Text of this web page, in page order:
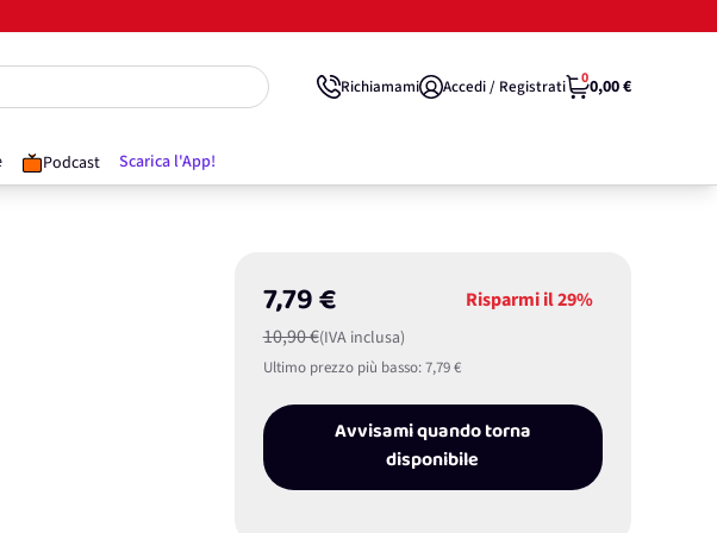
Podcast Scarica l'App!
Richiamami Accedi / Registrati 00,00 €
7,79 €
10,90 €(IVA inclusa)
Risparmi il29%
Ultimo prezzo più basso:7,79 €
Avvisami quando torna
disponibile